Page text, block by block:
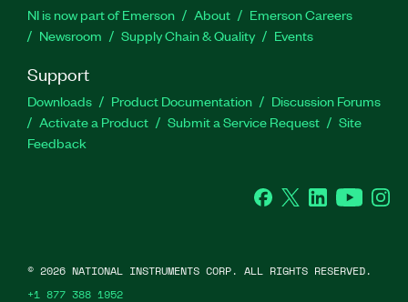
NI is now part of Emerson About
Emerson Careers
Newsroom
Supply Chain & Quality Events
Support
Downloads Product Documentation
Discussion Forums
Activate a Product
Submit a Service Request
Site
Feedback
Facebook
Twitter LinkedInYouTube
© 2026 NATIONAL INSTRUMENTS CORP. ALL RIGHTS RESERVED.
+1 877 388 1952